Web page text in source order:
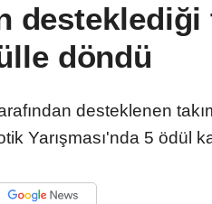
desteklediği
döndü
desteklenen
Yarışması'nda 5 ödül